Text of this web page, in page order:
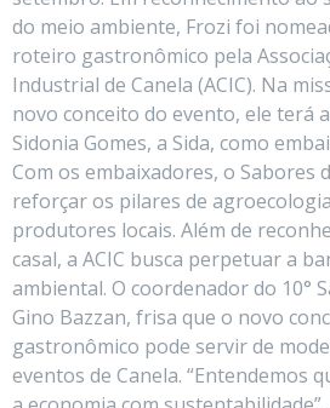
do meio ambiente, Frozi foi
roteiro gastronômico pela
Industrial de Canela (ACIC). Na
novo conceito do evento, ele terá
Sidonia Gomes, a Sida, como
Com os embaixadores, o Sabores
reforçar os pilares de
produtores locais. Além de
casal, a ACIC busca perpetuar a
ambiental. O coordenador do 10°
Gino Bazzan, frisa que o novo
gastronômico pode servir de
eventos de Canela. “Entendemos